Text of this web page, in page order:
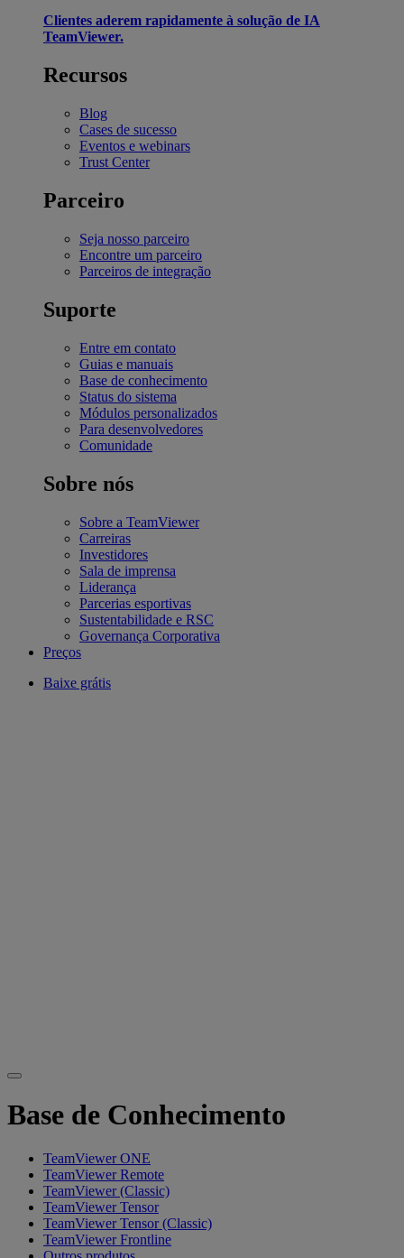
Clientes aderem rapidamente à solução de IA
TeamViewer.
Recursos
Blog
Cases de sucesso
Eventos e webinars
Trust Center
Parceiro
Seja nosso parceiro
Encontre um parceiro
Parceiros de integração
Suporte
Entre em contato
Guias e manuais
Base de conhecimento
Status do sistema
Módulos personalizados
Para desenvolvedores
Comunidade
Sobre nós
Sobre a TeamViewer
Carreiras
Investidores
Sala de imprensa
Liderança
Parcerias esportivas
Sustentabilidade e RSC
Governança Corporativa
Preços
Baixe grátis
Base de Conhecimento
TeamViewer ONE
TeamViewer Remote
TeamViewer (Classic)
TeamViewer Tensor
TeamViewer Tensor (Classic)
TeamViewer Frontline